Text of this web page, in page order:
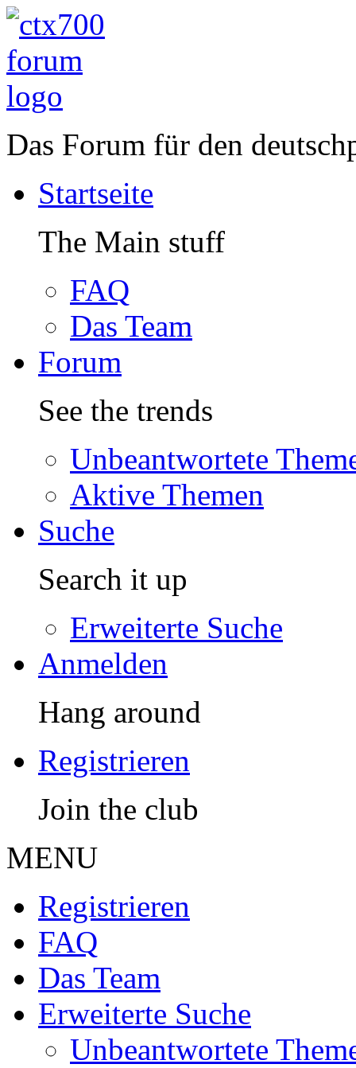
Das Forum für den
Startseite
The Main stuff
FAQ
Das Team
Forum
See the trends
Unbeantwortete
Aktive Themen
Suche
Search it up
Erweiterte Suche
Anmelden
Hang around
Registrieren
Join the club
MENU
Registrieren
FAQ
Das Team
Erweiterte Suche
Unbeantwortete